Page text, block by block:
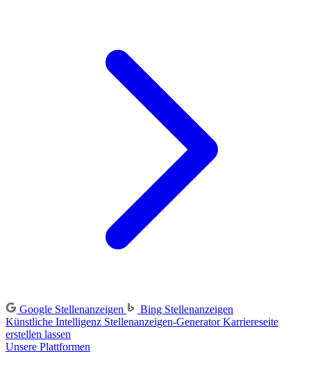
Google Stellenanzeigen
Bing Stellenanzeigen
Künstliche Intelligenz Stellenanzeigen-GeneratorKarriereseite
erstellen lassen
Unsere Plattformen